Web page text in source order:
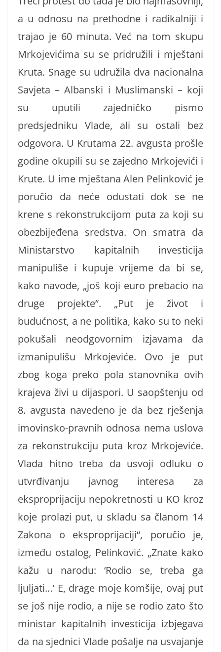
a u odnosu na prethodne i radikalniji i
trajao je 60 minuta. Već na tom skupu
Mrkojevićima su se pridružili i mještani
Kruta. Snage su udružila dva nacionalna
Savjeta – Albanski i Muslimanski – koji
su uputili zajedničko pismo
predsjedniku Vlade, ali su ostali bez
odgovora. U Krutama 22. avgusta prošle
godine okupili su se zajedno Mrkojevići i
Krute. U ime mještana Alen Pelinković je
poručio da neće odustati dok se ne
krene s rekonstrukcijom puta za koji su
obezbijeđena sredstva. On smatra da
Ministarstvo kapitalnih investicija
manipuliše i kupuje vrijeme da bi se,
kako navode, „još koji euro prebacio na
druge projekte“. „Put je život i
budućnost, a ne politika, kako su to neki
pokušali neodgovornim izjavama da
izmanipulišu Mrkojeviće. Ovo je put
zbog koga preko pola stanovnika ovih
krajeva živi u dijaspori. U saopštenju od
8. avgusta navedeno je da bez rješenja
imovinsko-pravnih odnosa nema uslova
za rekonstrukciju puta kroz Mrkojeviće.
Vlada hitno treba da usvoji odluku o
utvrđivanju javnog interesa za
eksproprijaciju nepokretnosti u KO kroz
koje prolazi put, u skladu sa članom 14
Zakona o eksproprijaciji“, poručio je,
između ostalog, Pelinković. „Znate kako
kažu u narodu: ‘Rodio se, treba ga
ljuljati…’ E, drage moje komšije, ovaj put
se još nije rodio, a nije se rodio zato što
ministar kapitalnih investicija izbjegava
da na sjednici Vlade pošalje na usvajanje